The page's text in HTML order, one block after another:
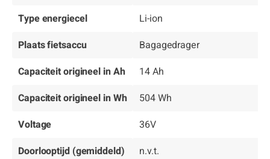
Type energiecel
Li-ion
Plaats fietsaccu
Bagagedrager
Capaciteit origineel in Ah
14 Ah
Capaciteit origineel in Wh
504 Wh
Voltage
36V
Doorlooptijd (gemiddeld)
n.v.t.